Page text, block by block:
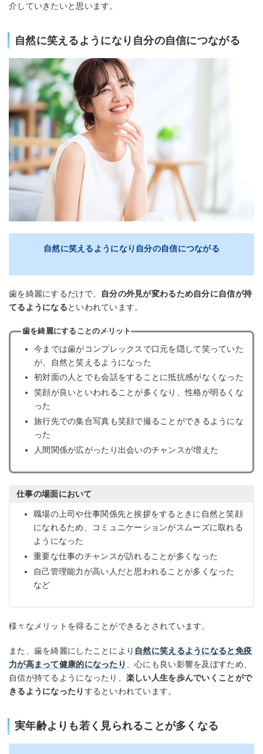
介していきたいと思います。
自然に笑えるようになり自分の自信につながる
自然に笑えるようになり自分の自信につながる
歯を綺麗にするだけで、
自分の外見が変わるため自分に自信が持
てるようになるといわれています。
歯を綺麗にすることのメリット
今までは歯がコンプレックスで口元を隠して笑っていた
が、自然と笑えるようになった
初対面の人とでも会話をすることに抵抗感がなくなった
笑顔が良いといわれることが多くなり、性格が明るくな
った
旅行先での集合写真も笑顔で撮ることができるようにな
った
人間関係が広がったり出会いのチャンスが増えた
仕事の場面において
職場の上司や仕事関係先と挨拶をするときに自然と笑顔
になれるため、コミュニケーションがスムーズに取れる
ようになった
重要な仕事のチャンスが訪れることが多くなった
自己管理能力が高い人だと思われることが多くなった
など
様々なメリットを得ることができるとされています。
また、歯を綺麗にしたことにより 自然に笑えるようになると免疫
力が高まって健康的になったり 、心にも良い影響を及ぼすため、
自信が持てるようになったり、 楽しい人生を歩んでいくことがで
きるようになったり するといわれています。
実年齢よりも若く見られることが多くなる